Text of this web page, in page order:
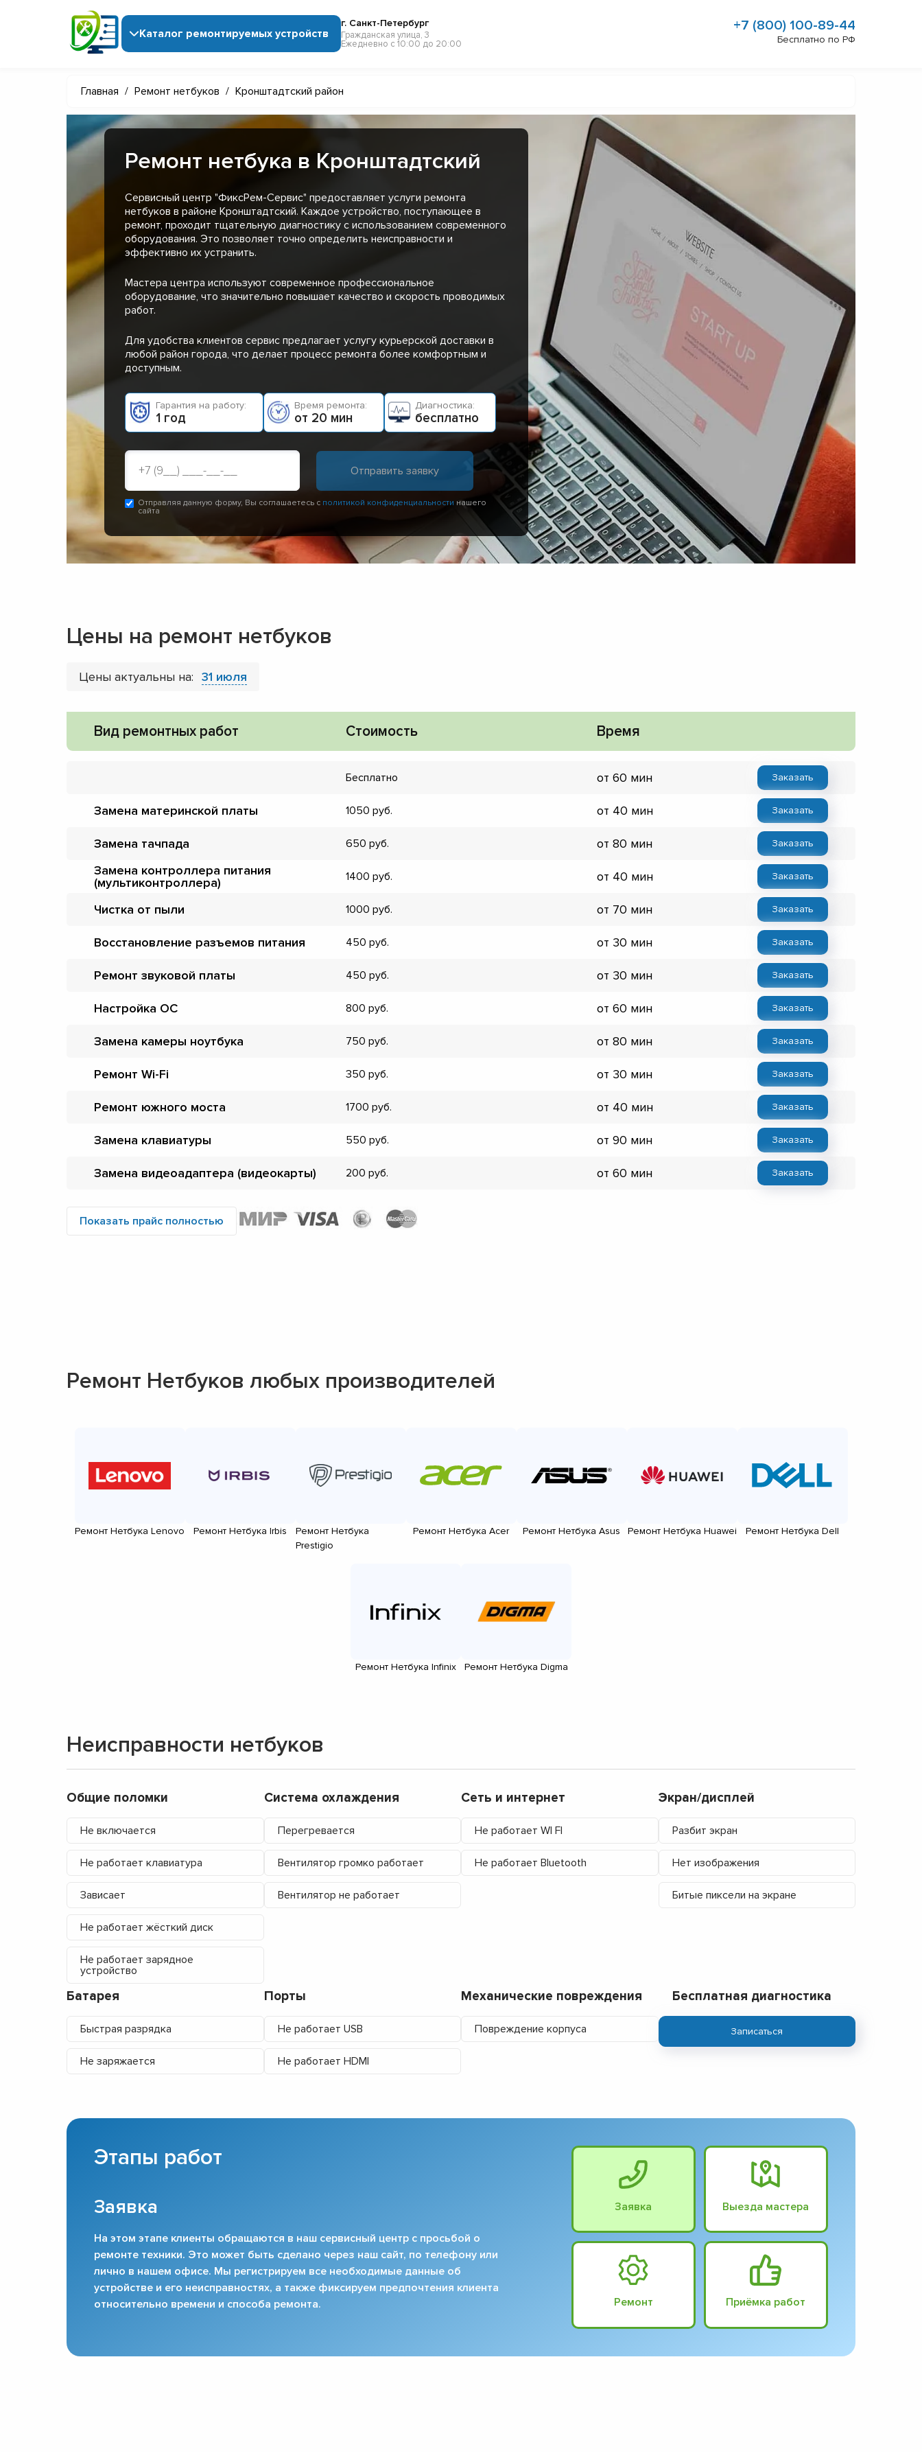
Каталог ремонтируемых устройств
г. Санкт-Петербург
Гражданская улица, 3
Ежедневно с 10:00 до 20:00
+7 (800) 100-89-44
Бесплатно по РФ
Главная / Ремонт нетбуков / Кронштадтский район
Ремонт нетбука в Кронштадтский
Сервисный центр "ФиксРем-Сервис" предоставляет услуги ремонта
нетбуков в районе Кронштадтский. Каждое устройство, поступающее в
ремонт, проходит тщательную диагностику с использованием современного
оборудования. Это позволяет точно определить неисправности и
эффективно их устранить.
Мастера центра используют современное профессиональное
оборудование, что значительно повышает качество и скорость проводимых
работ.
Для удобства клиентов сервис предлагает услугу курьерской доставки в
любой район города, что делает процесс ремонта более комфортным и
доступным.
Гарантия на работу:
1 год
Время ремонта:
от 20 мин
Диагностика:
бесплатно
Отправляя данную форму, Вы соглашаетесь с политикой конфиденциальности нашего
сайта
Цены на ремонт нетбуков
Цены актуальны на: 31 июля
Вид ремонтных работ Стоимость Время
Бесплатно от 60 мин Заказать
Замена материнской платы 1050 от 40 мин Заказать
Замена тачпада 650 от 80 мин Заказать
Замена контроллера питания
(мультиконтроллера)
1400 от 40 мин Заказать
Чистка от пыли 1000 от 70 мин Заказать
Восстановление разъемов питания 450 от 30 мин Заказать
Ремонт звуковой платы 450 от 30 мин Заказать
Настройка ОС 800 от 60 мин Заказать
Замена камеры ноутбука 750 от 80 мин Заказать
Ремонт Wi-Fi 350 от 30 мин Заказать
Ремонт южного моста 1700 от 40 мин Заказать
Замена клавиатуры 550 от 90 мин Заказать
Замена видеоадаптера (видеокарты) 200 от 60 мин Заказать
Показать прайс полностью
Ремонт Нетбуков любых производителей
Ремонт Нетбука Lenovo Ремонт Нетбука Irbis
Ремонт Нетбука
Prestigio
Ремонт Нетбука Acer Ремонт Нетбука Asus Ремонт Нетбука Huawei Ремонт Нетбука Dell
Ремонт Нетбука Infinix Ремонт Нетбука Digma
Неисправности нетбуков
Общие поломки
Не включается
Не работает клавиатура
Зависает
Не работает жёсткий диск
Не работает зарядное
устройство
Система охлаждения
Перегревается
Вентилятор громко работает
Вентилятор не работает
Сеть и интернет
Не работает WI FI
Не работает Bluetooth
Экран/дисплей
Разбит экран
Нет изображения
Битые пиксели на экране
Батарея
Быстрая разрядка
Не заряжается
Порты
Не работает USB
Не работает HDMI
Механические повреждения
Повреждение корпуса
Бесплатная диагностика
Записаться
Этапы работ
Заявка
На этом этапе клиенты обращаются в наш сервисный центр с просьбой о
ремонте техники. Это может быть сделано через наш сайт, по телефону или
лично в нашем офисе. Мы регистрируем все необходимые данные об
устройстве и его неисправностях, а также фиксируем предпочтения клиента
относительно времени и способа ремонта.
Заявка Выезда мастера
Ремонт Приёмка работ